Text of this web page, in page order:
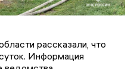
рассказали, что
Информация